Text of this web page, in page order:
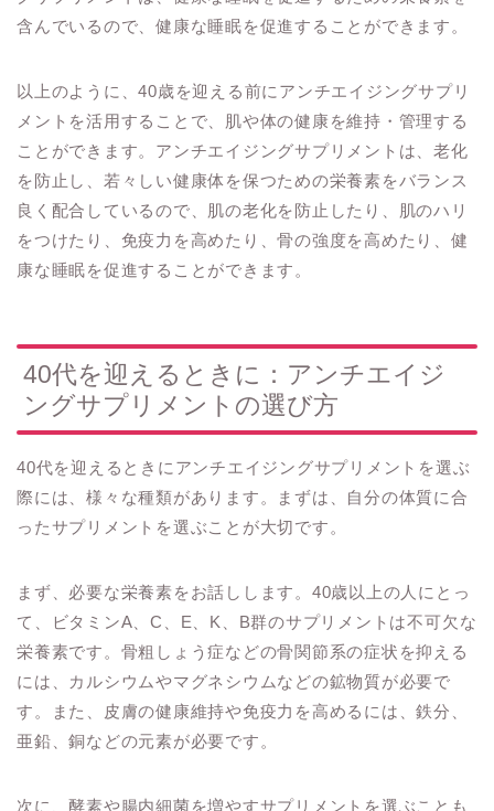
含んでいるので、健康な睡眠を促進することができます。
以上のように、40歳を迎える前にアンチエイジングサプリ
メントを活用することで、肌や体の健康を維持・管理する
ことができます。アンチエイジングサプリメントは、老化
を防止し、若々しい健康体を保つための栄養素をバランス
良く配合しているので、肌の老化を防止したり、肌のハリ
をつけたり、免疫力を高めたり、骨の強度を高めたり、健
康な睡眠を促進することができます。
40代を迎えるときに：アンチエイジ
ングサプリメントの選び方
40代を迎えるときにアンチエイジングサプリメントを選ぶ
際には、様々な種類があります。まずは、自分の体質に合
ったサプリメントを選ぶことが大切です。
まず、必要な栄養素をお話しします。40歳以上の人にとっ
て、ビタミンA、C、E、K、B群のサプリメントは不可欠な
栄養素です。骨粗しょう症などの骨関節系の症状を抑える
には、カルシウムやマグネシウムなどの鉱物質が必要で
す。また、皮膚の健康維持や免疫力を高めるには、鉄分、
亜鉛、銅などの元素が必要です。
次に、酵素や腸内細菌を増やすサプリメントを選ぶことも